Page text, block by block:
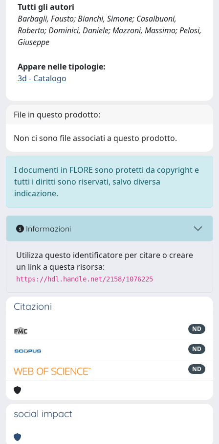
Tutti gli autori
Barbagli, Fausto; Bianchi, Simone; Casalbuoni,
Roberto; Dominici, Daniele; Mazzoni, Massimo; Pelosi,
Giuseppe
Appare nelle tipologie:
3d - Catalogo
File in questo prodotto:
Non ci sono file associati a questo prodotto.
I documenti in FLORE sono protetti da copyright e
tutti i diritti sono riservati, salvo diversa
indicazione.
Informazioni
Utilizza questo identificatore per citare o creare
un link a questa risorsa:
https://hdl.handle.net/2158/1076225
Citazioni
ND
ND
ND
social impact